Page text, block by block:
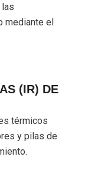
mediante el
(IR) DE
térmicos
y pilas de